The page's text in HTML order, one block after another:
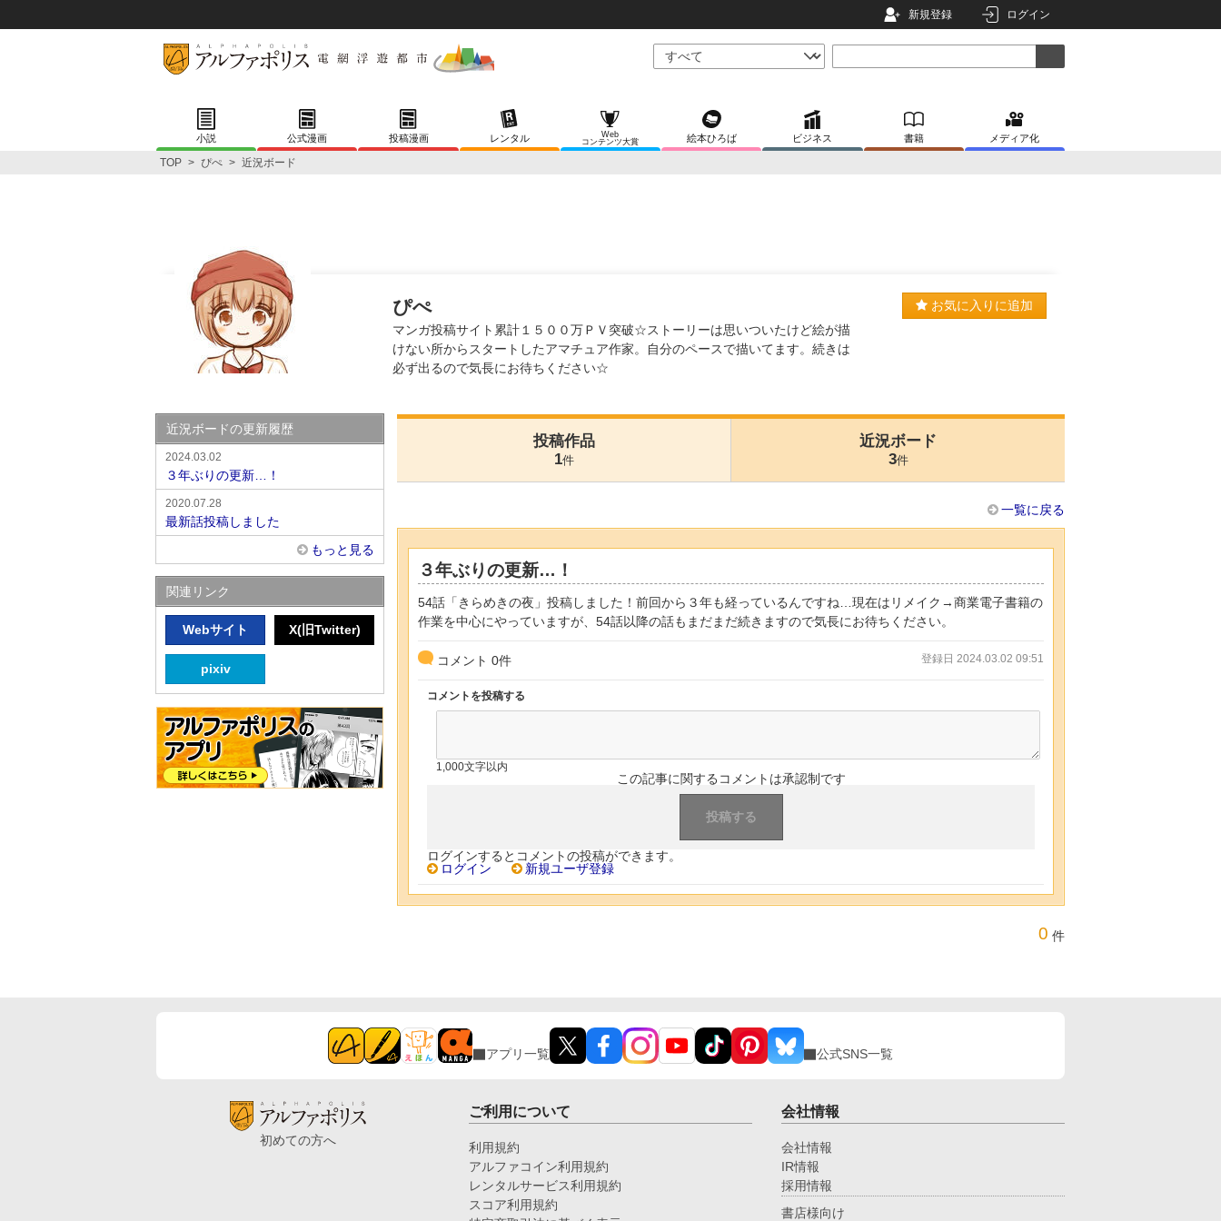
新規登録 ログイン
小説 公式漫画 投稿漫画 レンタル
Web
コンテンツ大賞
絵本ひろば ビジネス 書籍 メディア化
TOP > ぴぺ > 近況ボード
ぴぺ
マンガ投稿サイト累計１５００万ＰＶ突破☆ストーリーは思いついたけど絵が描
けない所からスタートしたアマチュア作家。自分のペースで描いてます。続きは
必ず出るので気長にお待ちください☆
お気に入りに追加
投稿作品
1件
近況ボード
3件
一覧に戻る
３年ぶりの更新…！
54話「きらめきの夜」投稿しました！前回から３年も経っているんですね…現在はリメイク→商業電子書籍の
作業を中心にやっていますが、54話以降の話もまだまだ続きますので気長にお待ちください。
コメント 0件 登録日 2024.03.02 09:51
コメントを投稿する
1,000文字以内
この記事に関するコメントは承認制です
ログインするとコメントの投稿ができます。
ログイン
新規ユーザ登録
0 件
近況ボードの更新履歴
2024.03.02
３年ぶりの更新…！
2020.07.28
最新話投稿しました
もっと見る
関連リンク
Webサイト X(旧Twitter)
pixiv
アプリ一覧 公式SNS一覧
初めての方へ
ご利用について
利用規約
アルファコイン利用規約
レンタルサービス利用規約
スコア利用規約
会社情報
会社情報
IR情報
採用情報
書店様向け